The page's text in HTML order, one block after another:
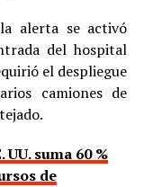
alerta se activó
del hospital
el despliegue
camiones de
suma 60 %
de